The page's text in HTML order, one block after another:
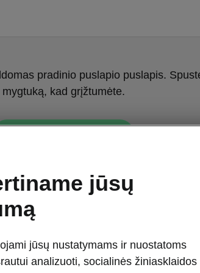
pradinio puslapio puslapis.
mygtuką, kad grįžtumėte.
jūsų
jūsų nustatymams ir nuostatoms
analizuoti, socialinės žiniasklaidos